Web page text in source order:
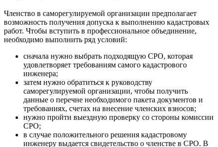
Членство в саморегулируемой организации предполагает
возможность получения допуска к выполнению кадастровых
работ. Чтобы вступить в профессиональное объединение,
необходимо выполнить ряд условий:
сначала нужно выбрать подходящую СРО, которая
удовлетворяет требованиям самого кадастрового
инженера;
затем нужно обратиться к руководству
саморегулируемой организации, чтобы получить
данные о перечне необходимого пакета документов и
требованиях, счетах на внесение членских взносов;
нужно пройти выездную проверку со стороны комиссии
СРО;
в случае положительного решения кадастровому
инженеру выдается свидетельство о членстве в СРО. В